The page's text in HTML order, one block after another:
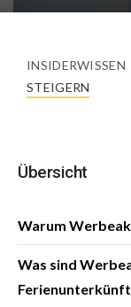
INSIDERWISSEN
STEIGERN
Übersicht
Warum
Was sind